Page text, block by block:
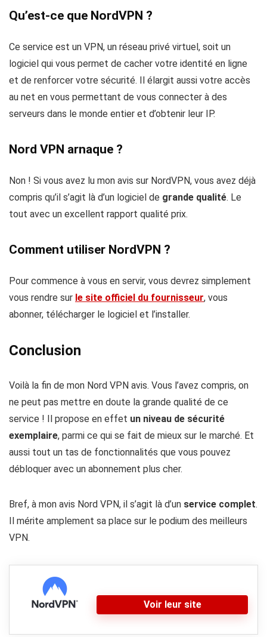
Qu’est-ce que NordVPN ?
Ce service est un VPN, un réseau privé virtuel, soit un
logiciel qui vous permet de cacher votre identité en ligne
et de renforcer votre sécurité. Il élargit aussi votre accès
au net en vous permettant de vous connecter à des
serveurs dans le monde entier et d’obtenir leur IP.
Nord VPN arnaque ?
Non ! Si vous avez lu mon avis sur NordVPN, vous avez déjà
compris qu’il s’agit là d’un logiciel de grande qualité. Le
tout avec un excellent rapport qualité prix.
Comment utiliser NordVPN ?
Pour commence à vous en servir, vous devrez simplement
vous rendre sur le site officiel du fournisseur, vous
abonner, télécharger le logiciel et l’installer.
Conclusion
Voilà la fin de mon Nord VPN avis. Vous l’avez compris, on
ne peut pas mettre en doute la grande qualité de ce
service ! Il propose en effet un niveau de sécurité
exemplaire, parmi ce qui se fait de mieux sur le marché. Et
aussi tout un tas de fonctionnalités que vous pouvez
débloquer avec un abonnement plus cher.
Bref, à mon avis Nord VPN, il s’agit là d’un service complet.
Il mérite amplement sa place sur le podium des meilleurs
VPN.
Voir leur site